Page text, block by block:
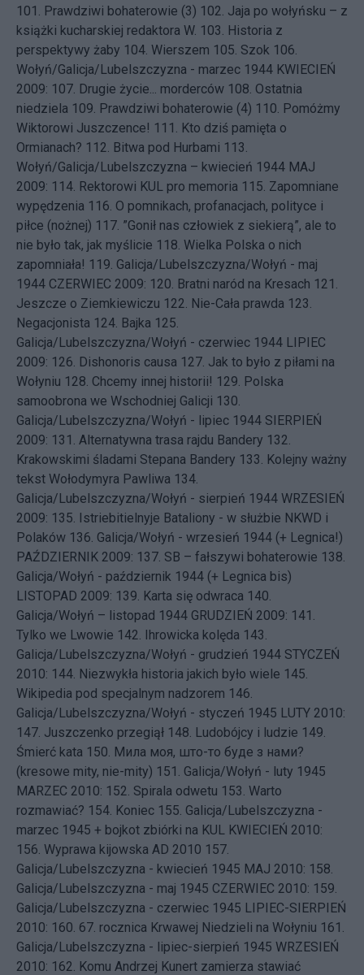
101.
Prawdziwi bohaterowie (3) 102. Jaja po wołyńsku – z
książki kucharskiej redaktora W. 103. Historia z
perspektywy żaby 104. Wierszem 105. Szok 106.
Wołyń/Galicja/Lubelszczyzna - marzec 1944 KWIECIEŃ
2009: 107. Drugie życie... morderców 108. Ostatnia
niedziela 109. Prawdziwi bohaterowie (4) 110. Pomóżmy
Wiktorowi Juszczence! 111.
Kto dziś pamięta o
Ormianach? 112. Bitwa pod Hurbami 113.
Wołyń/Galicja/Lubelszczyzna – kwiecień 1944 MAJ
2009: 114. Rektorowi KUL pro memoria 115. Zapomniane
wypędzenia 116. O pomnikach, profanacjach, polityce i
piłce (nożnej) 117. ”Gonił nas człowiek z siekierą”, ale to
nie było tak, jak myślicie 118. Wielka Polska o nich
zapomniała! 119. Galicja/Lubelszczyzna/Wołyń - maj
1944 CZERWIEC 2009: 120. Bratni naród na Kresach 121.
Jeszcze o Ziemkiewiczu 122. Nie-Cała prawda 123.
Negacjonista 124. Bajka 125.
Galicja/Lubelszczyzna/Wołyń - czerwiec 1944 LIPIEC
2009: 126. Dishonoris causa 127. Jak to było z piłami na
Wołyniu 128. Chcemy innej historii! 129. Polska
samoobrona we Wschodniej Galicji 130.
Galicja/Lubelszczyzna/Wołyń - lipiec 1944 SIERPIEŃ
2009: 131. Alternatywna trasa rajdu Bandery 132.
Krakowskimi śladami Stepana Bandery 133. Kolejny ważny
tekst Wołodymyra Pawliwa 134.
Galicja/Lubelszczyzna/Wołyń - sierpień 1944 WRZESIEŃ
2009: 135. Istriebitielnyje Bataliony - w służbie NKWD i
Polaków 136. Galicja/Wołyń - wrzesień 1944 (+ Legnica!)
PAŹDZIERNIK 2009: 137. SB – fałszywi bohaterowie 138.
Galicja/Wołyń - październik 1944 (+ Legnica bis)
LISTOPAD 2009: 139. Karta się odwraca 140.
Galicja/Wołyń – listopad 1944 GRUDZIEŃ 2009: 141.
Tylko we Lwowie 142. Ihrowicka kolęda 143.
Galicja/Lubelszczyzna/Wołyń - grudzień 1944 STYCZEŃ
2010: 144. Niezwykła historia jakich było wiele 145.
Wikipedia pod specjalnym nadzorem 146.
Galicja/Lubelszczyzna/Wołyń - styczeń 1945 LUTY 2010:
147. Juszczenko przegiął 148. Ludobójcy i ludzie 149.
Śmierć kata 150. Мила моя, што-то буде з нами?
(kresowe mity, nie-mity) 151. Galicja/Wołyń - luty 1945
MARZEC 2010: 152. Spirala odwetu 153. Warto
rozmawiać? 154. Koniec 155. Galicja/Lubelszczyzna -
marzec 1945 + bojkot zbiórki na KUL KWIECIEŃ 2010:
156. Wyprawa kijowska AD 2010 157.
Galicja/Lubelszczyzna - kwiecień 1945 MAJ 2010: 158.
Galicja/Lubelszczyzna - maj 1945 CZERWIEC 2010: 159.
Galicja/Lubelszczyzna - czerwiec 1945 LIPIEC-SIERPIEŃ
2010: 160. 67. rocznica Krwawej Niedzieli na Wołyniu 161.
Galicja/Lubelszczyzna - lipiec-sierpień 1945 WRZESIEŃ
2010: 162. Komu Andrzej Kunert zamierza stawiać